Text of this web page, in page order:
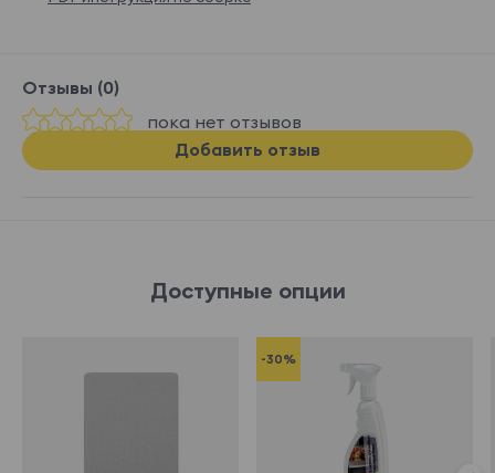
Отзывы (0)
пока нет отзывов
Добавить отзыв
Доступные опции
-30%